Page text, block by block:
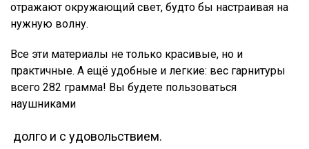
отражают окружающий свет, будто бы настраивая на
нужную волну.
Все эти материалы не только красивые, но и
практичные. А ещё удобные и легкие: вес гарнитуры
всего 282 грамма! Вы будете пользоваться
наушниками
долго и с удовольствием.